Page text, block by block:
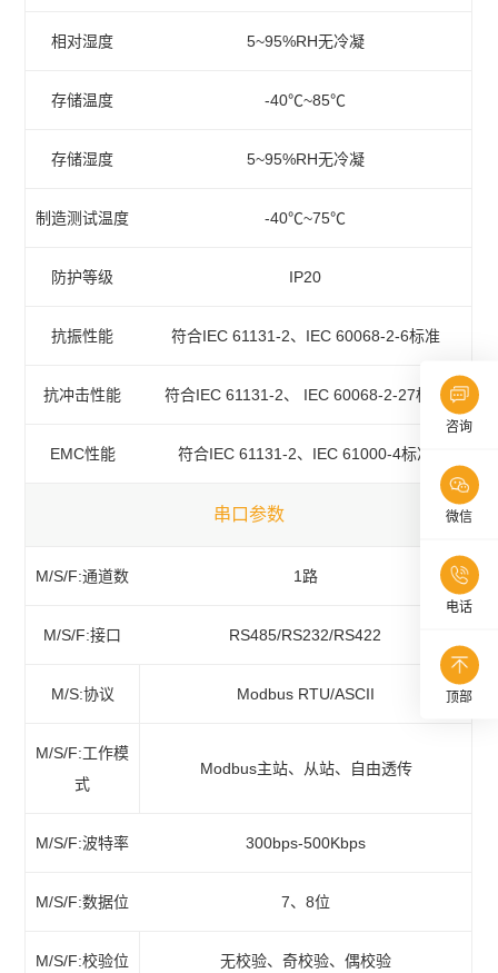
咨询
微信
电话
顶部
相对湿度 5~95%RH无冷凝
存储温度 -40℃~85℃
存储湿度 5~95%RH无冷凝
制造测试温度 -40℃~75℃
防护等级 IP20
抗振性能 符合IEC 61131-2、IEC 60068-2-6标准
抗冲击性能 符合IEC 61131-2、 IEC 60068-2-27标准
EMC性能 符合IEC 61131-2、IEC 61000-4标准
串口参数
M/S/F:通道数 1路
M/S/F:接口 RS485/RS232/RS422
M/S:协议 Modbus RTU/ASCII
M/S/F:工作模
式
Modbus主站、从站、自由透传
M/S/F:波特率 300bps-500Kbps
M/S/F:数据位 7、8位
M/S/F:校验位 无校验、奇校验、偶校验